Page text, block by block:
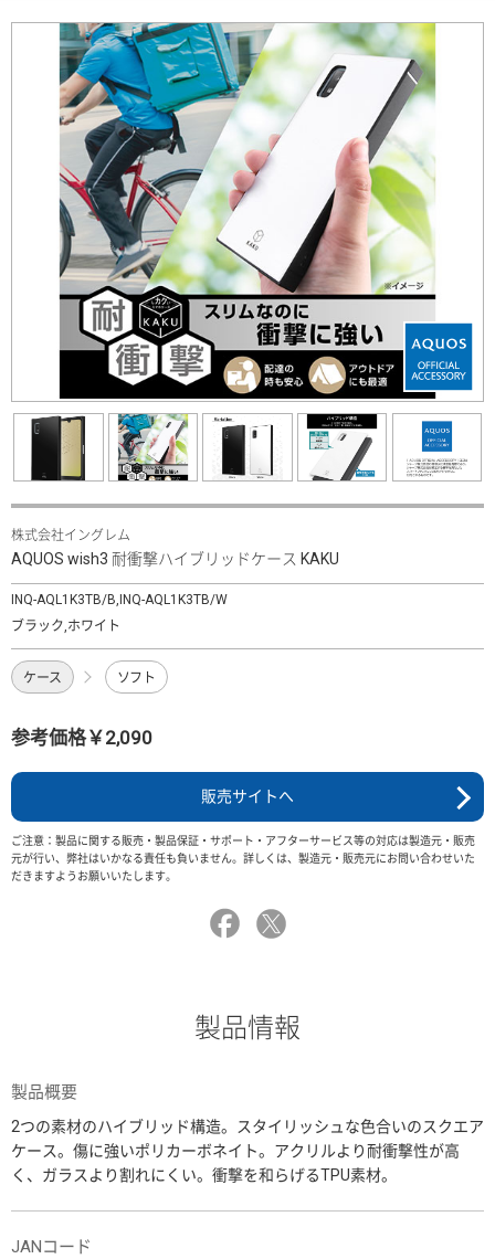
株式会社イングレム
AQUOS wish3 耐衝撃ハイブリッドケース KAKU
INQ-AQL1K3TB/B,INQ-AQL1K3TB/W
ブラック,ホワイト
ケース ソフト
参考価格￥2,090
販売サイトへ
ご注意：製品に関する販売・製品保証・サポート・アフターサービス等の対応は製造元・販売
元が行い、弊社はいかなる責任も負いません。詳しくは、製造元・販売元にお問い合わせいた
だきますようお願いいたします。
製品情報
製品概要
2つの素材のハイブリッド構造。スタイリッシュな色合いのスクエア
ケース。傷に強いポリカーボネイト。アクリルより耐衝撃性が高
く、ガラスより割れにくい。衝撃を和らげるTPU素材。
JANコード